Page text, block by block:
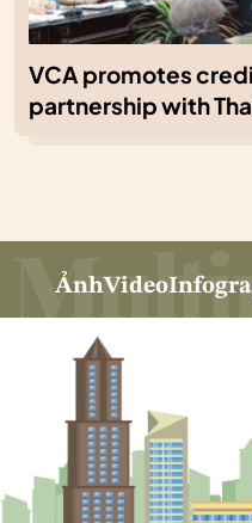
VCA promotes
partnership with
ẢnhVideo